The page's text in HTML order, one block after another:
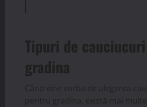
Tipuri de
gradina
Când vine vorba de alegerea
pentru gradina, există mai